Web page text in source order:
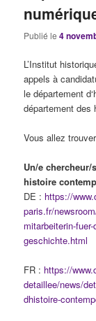
Publié le4
L’Institut
appels à
le département
département des
Vous allez
Un/e chercheur/
histoire
DE : https://
paris.fr/
mitarbeiterin-
geschichte.html
FR : https://
detaillee/news/
dhistoire-